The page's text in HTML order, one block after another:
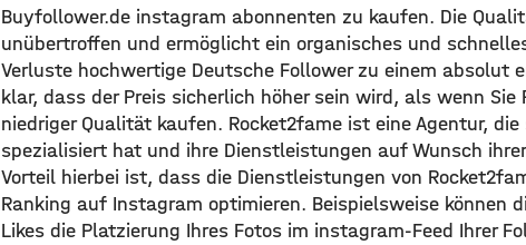
Buyfollower.de instagram abonnenten zu kaufen. Die
unübertroffen und ermöglicht ein organisches und
Verluste hochwertige Deutsche Follower zu einem absolut
klar, dass der Preis sicherlich höher sein wird, als wenn
niedriger Qualität kaufen. Rocket2fame ist eine Agentur,
spezialisiert hat und ihre Dienstleistungen auf Wunsch
Vorteil hierbei ist, dass die Dienstleistungen von
Ranking auf Instagram optimieren. Beispielsweise können
Likes die Platzierung Ihres Fotos im instagram-Feed Ihrer